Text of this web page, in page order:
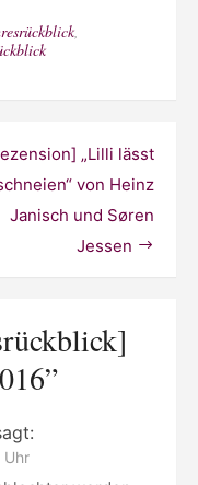
,
„Lilli lässt
von Heinz
Janisch und Søren
Jessen
”
Uhr